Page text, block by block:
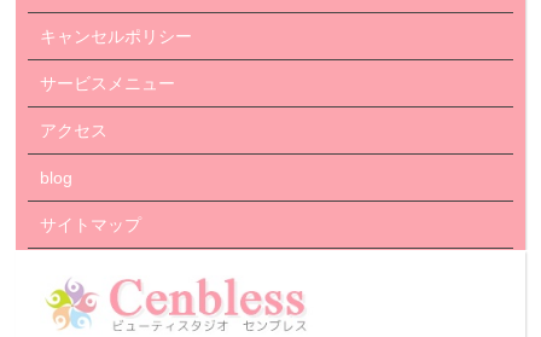
キャンセルポリシー
サービスメニュー
アクセス
blog
サイトマップ